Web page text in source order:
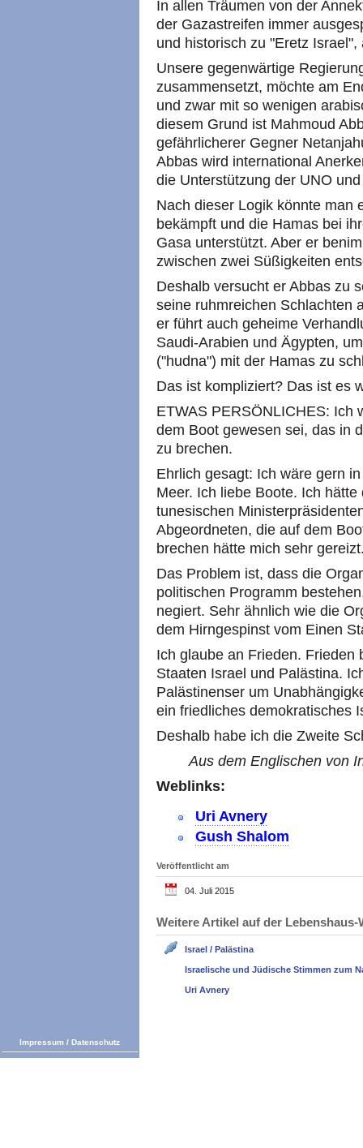
In allen Träumen von der
der Gazastreifen immer
und historisch zu "Eretz
Unsere gegenwärtige
zusammensetzt, möchte am
und zwar mit so wenigen
diesem Grund ist Mahmoud
gefährlicherer Gegner
Abbas wird international
die Unterstützung der UNO
Nach dieser Logik könnte man
bekämpft und die Hamas bei
Gasa unterstützt. Aber er
zwischen zwei Süßigkeiten
Deshalb versucht er Abbas zu
seine ruhmreichen Schlachten
er führt auch geheime
Saudi-Arabien und Ägypten,
("hudna") mit der Hamas zu
Das ist kompliziert? Das ist es
ETWAS PERSÖNLICHES: Ich
dem Boot gewesen sei, das in
zu brechen.
Ehrlich gesagt: Ich wäre gern
Meer. Ich liebe Boote. Ich
tunesischen
Abgeordneten, die auf dem
brechen hätte mich sehr
Das Problem ist, dass die
politischen Programm
negiert. Sehr ähnlich wie die
dem Hirngespinst vom Einen
Ich glaube an Frieden. Frieden
Staaten Israel und Palästina.
Palästinenser um
ein friedliches demokratisches
Deshalb habe ich die Zweite
Aus dem Englischen von
Weblinks:
Uri Avnery
Gush Shalom
Veröffentlicht am
04. Juli 2015
Weitere Artikel auf der
Israel / Palästina
Israelische und Jüdische Stimmen zum
Uri Avnery
Impressum / Datenschutz